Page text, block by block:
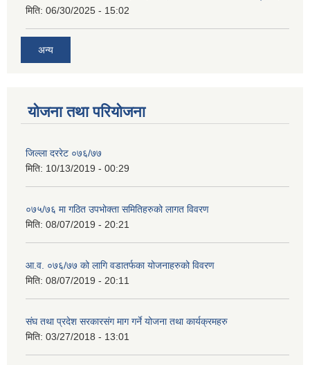
मिति: 06/30/2025 - 15:02
अन्य
योजना तथा परियोजना
जिल्ला दररेट ०७६/७७
मिति: 10/13/2019 - 00:29
०७५/७६ मा गठित उपभोक्ता समितिहरुको लागत विवरण
मिति: 08/07/2019 - 20:21
आ.व. ०७६/७७ को लागि वडातर्फका योजनाहरुको विवरण
मिति: 08/07/2019 - 20:11
संघ तथा प्रदेश सरकारसंग माग गर्ने योजना तथा कार्यक्रमहरु
मिति: 03/27/2018 - 13:01